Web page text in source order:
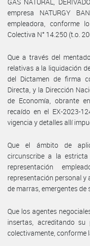
empresa NATURGY
empleadora, conforme
Colectiva N° 14.250 (t.o.
Que a través del
relativas a la liquidación
del Dictamen de firma
Directa, y la Dirección
de Economía, obrante
recaído en el EX-2023-
vigencia y detalles allí
Que el ámbito de
circunscribe a la
representación
representación personal
de marras, emergentes de
Que los agentes
insertas, acreditando
colectivamente, conforme